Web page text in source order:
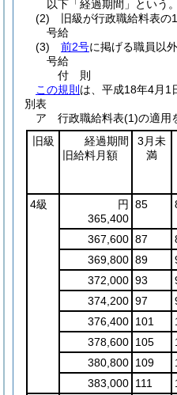
以下「経過期間」という
(2)
旧級が行政職給料表
号給
(3)
前2号に掲げる職員以
号給
付 則
この規則 は、平成18年4月1
別表
ア 行政職給料表(1)の適用
旧級
経過期間
旧給料月額
3月未
満
4級
円
365,400
85
367,600 87
369,800 89
372,000 93
374,200 97
376,400 101
378,600 105
380,800 109
383,000 111